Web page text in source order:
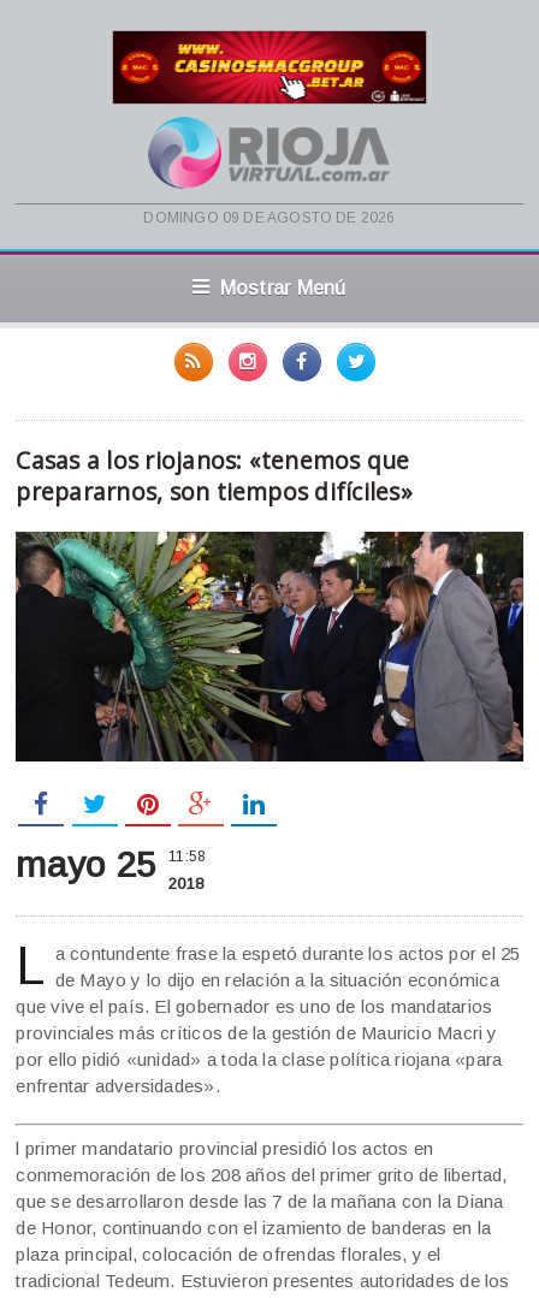
domingo 09 de agosto de 2026
Mostrar Menú
Casas a los riojanos: «tenemos que
prepararnos, son tiempos difíciles»
mayo 25 11:58
2018
L a contundente frase la espetó durante los actos por el 25
de Mayo y lo dijo en relación a la situación económica
que vive el país. El gobernador es uno de los mandatarios
provinciales más críticos de la gestión de Mauricio Macri y
por ello pidió «unidad» a toda la clase política riojana «para
enfrentar adversidades».
l primer mandatario provincial presidió los actos en
conmemoración de los 208 años del primer grito de libertad,
que se desarrollaron desde las 7 de la mañana con la Diana
de Honor, continuando con el izamiento de banderas en la
plaza principal, colocación de ofrendas florales, y el
tradicional Tedeum. Estuvieron presentes autoridades de los